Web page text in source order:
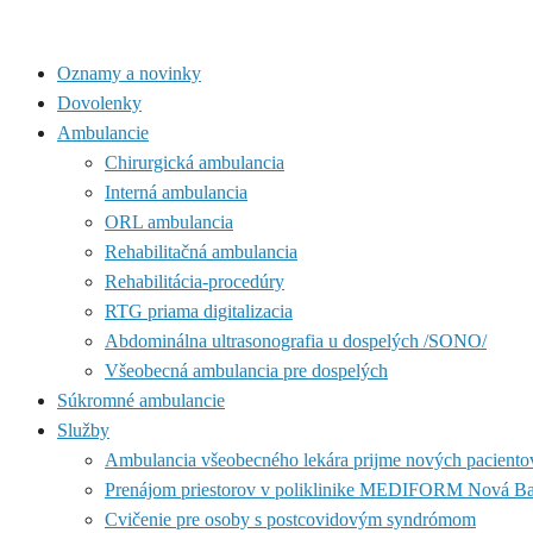
Oznamy a novinky
Dovolenky
Ambulancie
Chirurgická ambulancia
Interná ambulancia
ORL ambulancia
Rehabilitačná ambulancia
Rehabilitácia-procedúry
RTG priama digitalizacia
Abdominálna ultrasonografia u dospelých /SONO/
Všeobecná ambulancia pre dospelých
Súkromné ambulancie
Služby
Ambulancia všeobecného lekára prijme nových
Prenájom priestorov v poliklinike MEDIFORM Nová
Cvičenie pre osoby s postcovidovým syndrómom